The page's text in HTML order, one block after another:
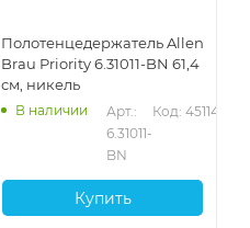
Полотенцедержатель Allen
Brau Priority 6.31011-BN 61,4
см, никель
В наличии
Арт.:
6.31011-
BN
Код: 45114
Купить